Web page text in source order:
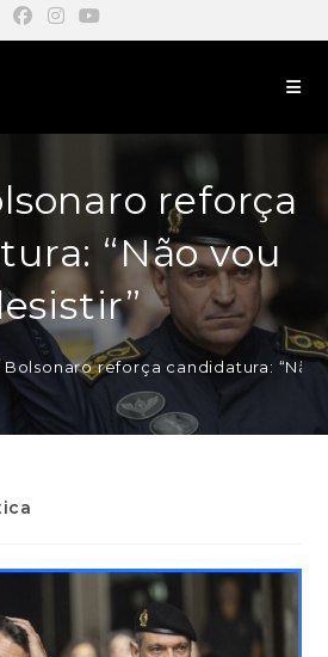
reforça
“Não vou
Bolsonaro reforça candidatura: “Não